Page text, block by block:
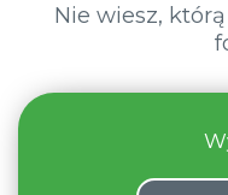
Nie wiesz,